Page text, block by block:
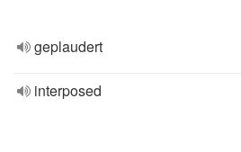
geplaudert
interposed